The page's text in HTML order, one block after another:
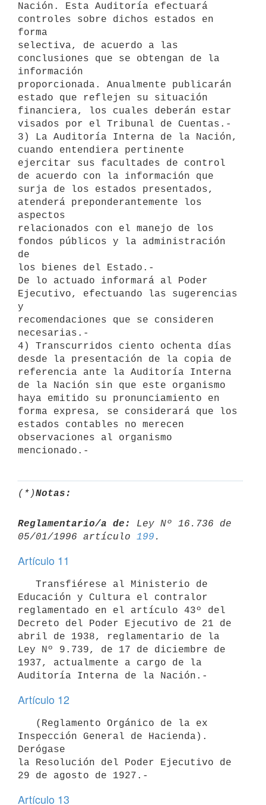
Nación. Esta Auditoría efectuará
controles sobre dichos estados en
forma
selectiva, de acuerdo a las
conclusiones que se obtengan de la
información
proporcionada. Anualmente publicarán
estado que reflejen su situación
financiera, los cuales deberán estar
visados por el Tribunal de Cuentas.-
3) La Auditoría Interna de la Nación,
cuando entendiera pertinente
ejercitar sus facultades de control
de acuerdo con la información que
surja de los estados presentados,
atenderá preponderantemente los
aspectos
relacionados con el manejo de los
fondos públicos y la administración
de
los bienes del Estado.-
De lo actuado informará al Poder
Ejecutivo, efectuando las sugerencias
y
recomendaciones que se consideren
necesarias.-
4) Transcurridos ciento ochenta días
desde la presentación de la copia de
referencia ante la Auditoría Interna
de la Nación sin que este organismo
haya emitido su pronunciamiento en
forma expresa, se considerará que los
estados contables no merecen
observaciones al organismo
(*)Notas:
Reglamentario/a de:
Ley Nº 16.736 de
05/01/1996 artículo 199
Artículo 11
Educación y Cultura el contralor
reglamentado en el artículo 43º del
Decreto del Poder Ejecutivo de 21 de
abril de 1938, reglamentario de la
Ley Nº 9.739, de 17 de diciembre de
1937, actualmente a cargo de la
Artículo 12
Inspección General de Hacienda).
Derógase
la Resolución del Poder Ejecutivo de
Artículo 13